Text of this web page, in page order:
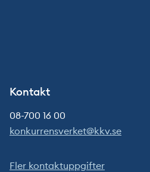
Kontakt
08-700 16 00
konkurrensverket@kkv.se
Fler kontaktuppgifter